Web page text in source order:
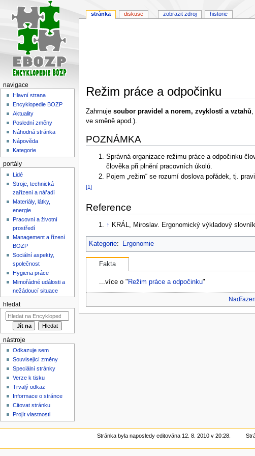
Režim práce a odpočinku
Skočit
na
Skočit
na
Zahrnuje soubor pravidel a norem, zvyklostí a vztahů,
ve směně apod.).
POZNÁMKA
Správná organizace režimu práce a odpočinku
člověka při plnění pracovních úkolů.
Pojem „režim“ se rozumí doslova pořádek, tj.
[1]
Reference
↑ KRÁL, Miroslav. Ergonomický výkladový
Kategorie: Ergonomie
Fakta
...více o " Režim práce a odpočinku"
stránka diskuse zobrazit zdroj historie
navigace
Hlavní strana
Encyklopedie BOZP
Aktuality
Poslední změny
Náhodná stránka
Nápověda
Kategorie
portály
Lidé
Stroje, technická
zařízení a nářadí
Materiály, látky,
energie
Pracovní a životní
prostředí
Management a řízení
BOZP
Sociální aspekty,
společnost
Hygiena práce
Mimořádné události a
nežádoucí situace
hledat
nástroje
Odkazuje sem
Související změny
Speciální stránky
Verze k tisku
Trvalý odkaz
Informace o stránce
Citovat stránku
Projít vlastnosti
Stránka byla naposledy editována 12. 8. 2010 v 20:28.